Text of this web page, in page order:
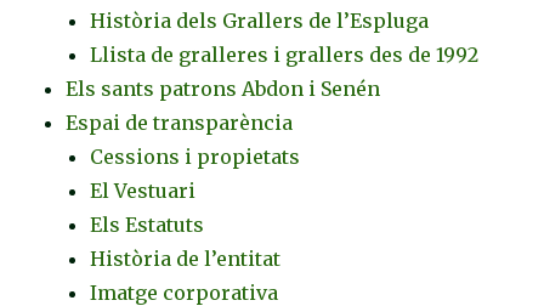
Història dels Grallers de l’Espluga
Llista de gralleres i grallers des de 1992
Els sants patrons Abdon i Senén
Espai de transparència
Cessions i propietats
El Vestuari
Els Estatuts
Història de l’entitat
Imatge corporativa